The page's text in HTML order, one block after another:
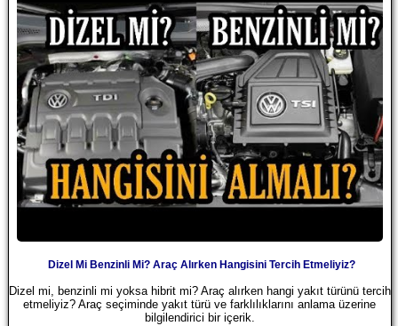
Dizel Mi Benzinli Mi? Araç Alırken Hangisini Tercih Etmeliyiz?
Dizel mi, benzinli mi yoksa hibrit mi? Araç alırken hangi yakıt türünü tercih
etmeliyiz? Araç seçiminde yakıt türü ve farklılıklarını anlama üzerine
bilgilendirici bir içerik.